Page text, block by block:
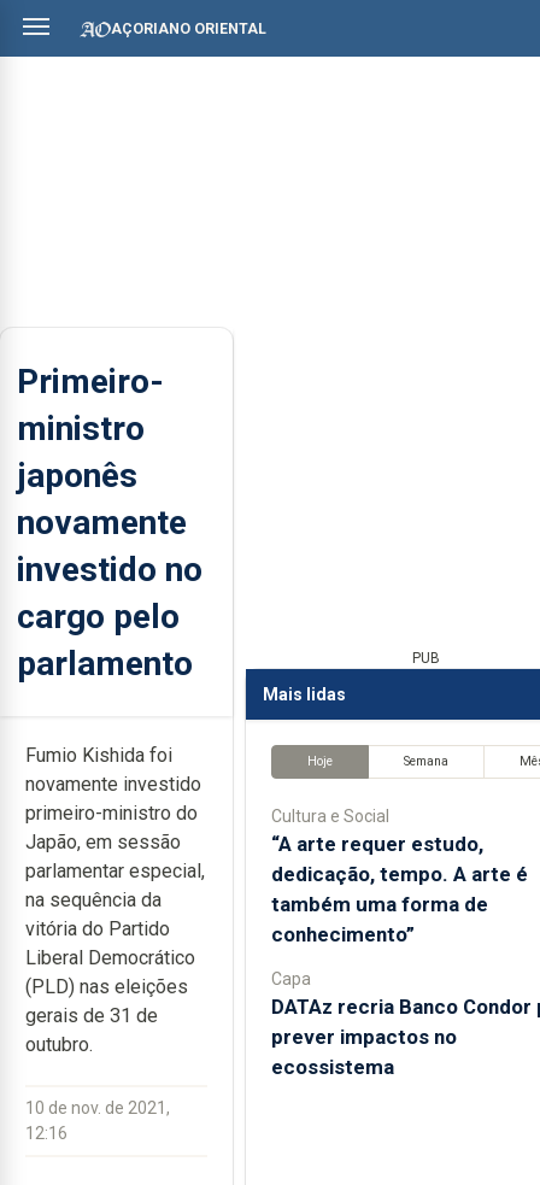
AÇORIANO ORIENTAL
Primeiro-
ministro
japonês
novamente
investido no
cargo pelo
parlamento
Fumio Kishida foi
novamente investido
primeiro-ministro do
Japão, em sessão
parlamentar especial,
na sequência da
vitória do Partido
Liberal Democrático
(PLD) nas eleições
gerais de 31 de
outubro.
10 de nov. de 2021,
12:16
PUB
Mais lidas
Hoje Semana
Cultura e Social
“A arte requer estudo,
dedicação, tempo. A arte é
também uma forma de
conhecimento”
Capa
DATAz recria Banco Condor
prever impactos no
ecossistema